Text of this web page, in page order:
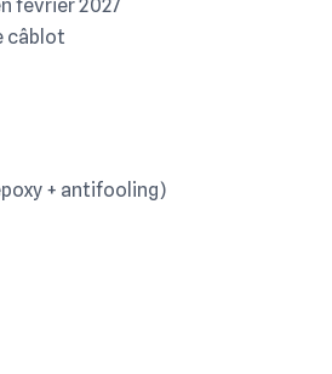
février 2027
câblot
+ antifooling)